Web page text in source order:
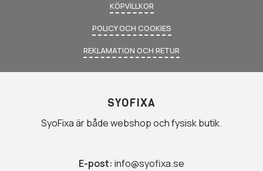
KÖPVILLKOR
POLICY OCH COOKIES
REKLAMATION OCH RETUR
SYOFIXA
SyoFixa är både webshop och fysisk butik.
E-post: info@syofixa.se